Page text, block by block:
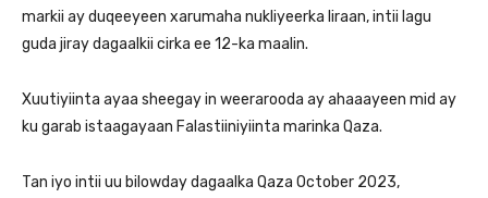
markii ay duqeeyeen xarumaha nukliyeerka Iiraan, intii lagu
guda jiray dagaalkii cirka ee 12-ka maalin.
Xuutiyiinta ayaa sheegay in weerarooda ay ahaaayeen mid ay
ku garab istaagayaan Falastiiniyiinta marinka Qaza.
Tan iyo intii uu bilowday dagaalka Qaza October 2023,